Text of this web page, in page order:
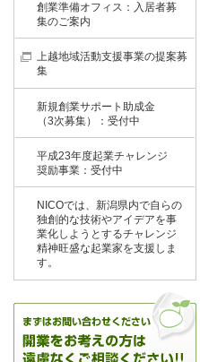
創業準備オフィス：入居者募
集のご案内
上越地域活動支援事業の提案募
集
新規創業サポート助成金
（3次募集）：受付中
平成23年度起業チャレンジ
奨励事業：受付中
NICOでは、新潟県内で自らの
独創的な技術やアイデアを事
業化しようとするチャレンジ
精神旺盛な起業家を支援しま
す。